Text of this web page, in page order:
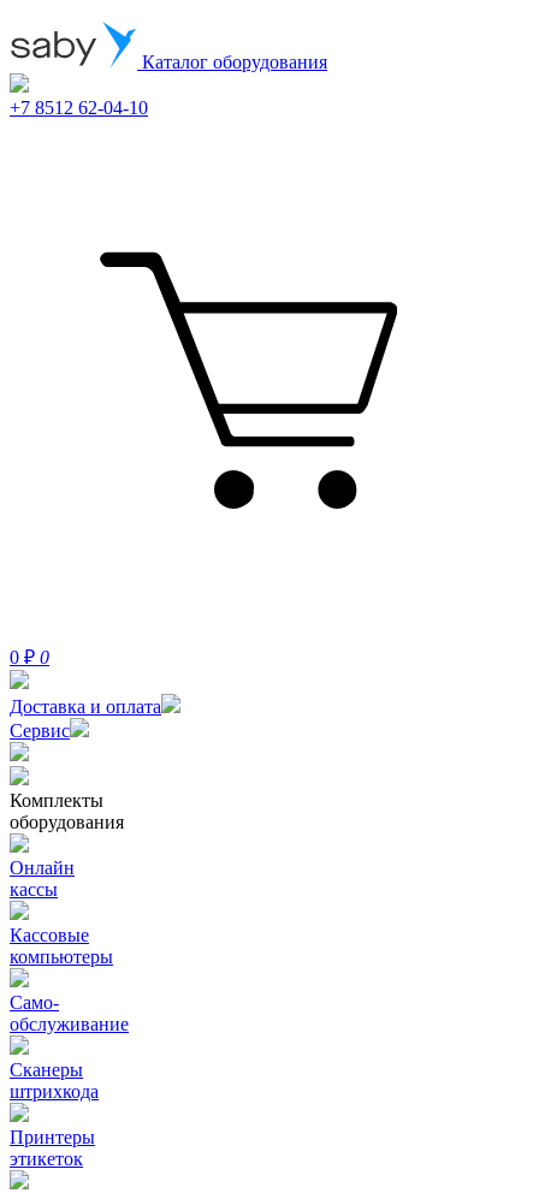
Каталог оборудования
+7 8512 62-04-10
0 ₽ 0
Доставка и оплата
Сервис
Комплекты
оборудования
Онлайн
кассы
Кассовые
компьютеры
Само-
обслуживание
Сканеры
штрихкода
Принтеры
этикеток